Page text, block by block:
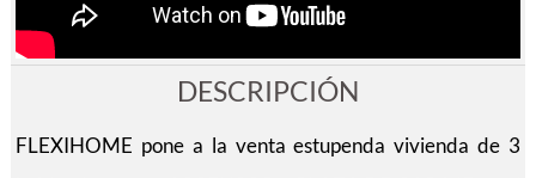
DESCRIPCIÓN
FLEXIHOME pone a la venta estupenda vivienda de 3